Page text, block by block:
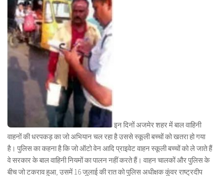
इन दिनों अजमेर शहर में बाल वाहिनी
वाहनों की धरपकड़ का जो अभियान चल रहा है उससे स्कूली बच्चों को खतरा हो गया
है। पुलिस का कहना है कि जो ऑटो वेन आदि प्राइवेट वाहन स्कूली बच्चों को ले जाते हैं
वे सरकार के बाल वाहिनी नियमों का पालन नहीं करते हैं। वाहन चालकों और पुलिस के
बीच जो टकराव हुआ, उसमें 16 जुलाई की रात को पुलिस अधीक्षक कुंवर राष्ट्रदीप